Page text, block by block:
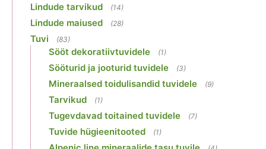
Lindude tarvikud (14)
Lindude maiused (28)
Tuvi (83)
Sööt dekoratiivtuvidele (1)
Sööturid ja jooturid tuvidele (3)
Mineraalsed toidulisandid tuvidele (9)
Tarvikud (1)
Tugevdavad toitained tuvidele (7)
Tuvide hügieenitooted (1)